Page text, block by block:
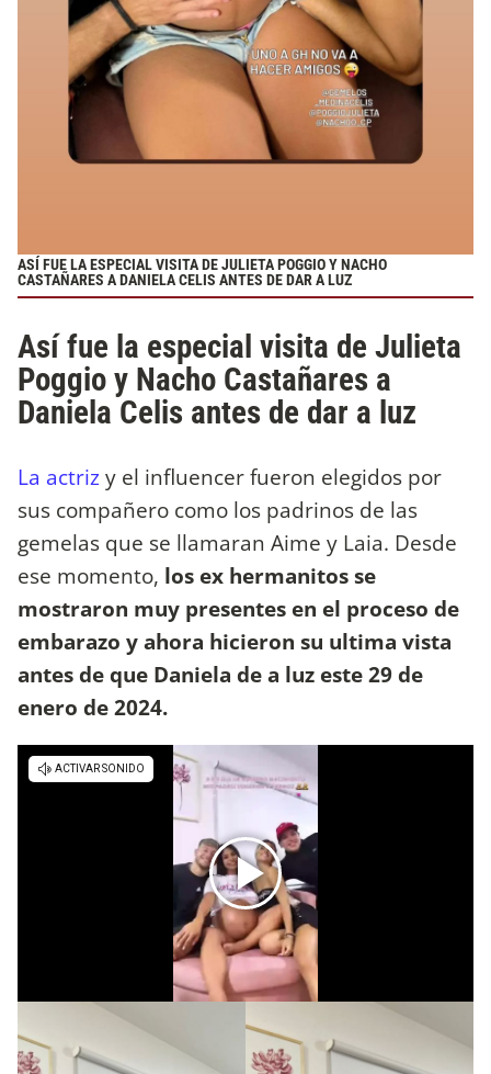
ASÍ FUE LA ESPECIAL VISITA DE JULIETA POGGIO Y NACHO
CASTAÑARES A DANIELA CELIS ANTES DE DAR A LUZ
Así fue la especial visita de Julieta
Poggio y Nacho Castañares a
Daniela Celis antes de dar a luz
La actrizy el influencer fueron elegidos por
sus compañero como los padrinos de las
gemelas que se llamaran Aime y Laia. Desde
ese momento, los ex hermanitos se
mostraron muy presentes en el proceso de
embarazo y ahora hicieron su ultima vista
antes de que Daniela de a luz este 29 de
enero de 2024.